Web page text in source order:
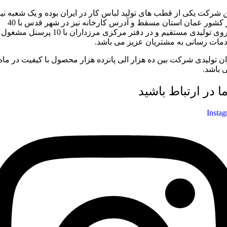
شرکت یکی از قطب های تولید لباس کار در ایران بوده و یک شعبه
در کشور عمان استان مسقط و آدرس کارخانه نیز در شهر قدس با 40
نیروی تولیدی مستقیم و در دفتر مرکزی مرزداران با 10 پرسنل مشغول
رسانی به مشتریان عزیز می باشد.
تولیدی شرکت بین ده هزار الی پانزده هزار محصول با کیفیت در
باشد.
در ارتباط باشید